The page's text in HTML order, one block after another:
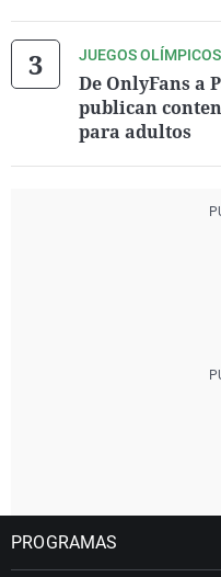
JUEGOS OLÍMPICOS
De OnlyFans a
publican
para adultos
PROGRAMAS